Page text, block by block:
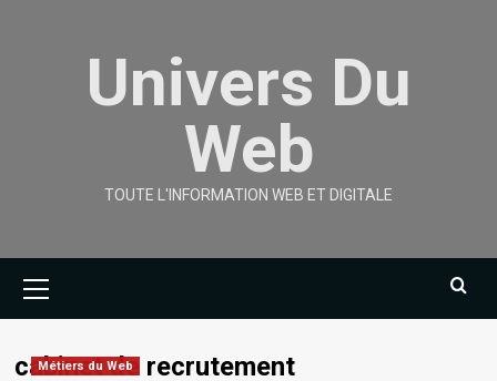
Univers Du
Web
TOUTE L'INFORMATION WEB ET DIGITALE
Menu
cabinet de recrutement
Métiers du Web